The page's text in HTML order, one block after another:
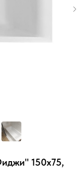
150х75,